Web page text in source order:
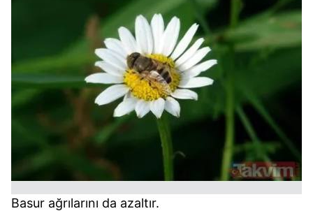
Basur ağrılarını da azaltır.